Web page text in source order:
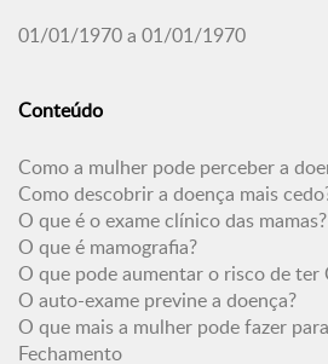
01/01/1970 a 01/01/1970
Conteúdo
Como a mulher pode perceber a
Como descobrir a doença mais
O que é o exame clínico das mamas?
O que é mamografia?
O que pode aumentar o risco de ter
O auto-exame previne a doença?
O que mais a mulher pode fazer
Fechamento